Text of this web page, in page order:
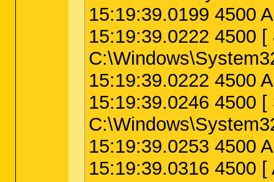
15:19:39.0199 4500
15:19:39.0222 4500
15:19:39.0222 4500
15:19:39.0246 4500
15:19:39.0253 4500
15:19:39.0316 4500